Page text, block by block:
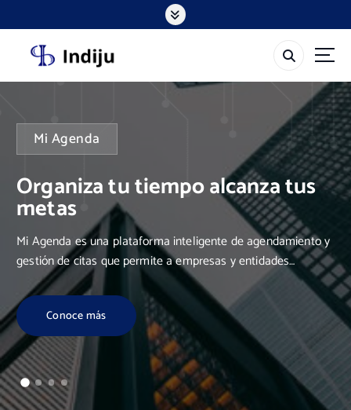
k
Mi Agenda
Organiza tu tiempo alcanza tus
metas
Mi Agenda es una plataforma inteligente de agendamiento y
gestión de citas que permite a empresas y entidades
organizar sus servicios de manera fácil, rápida y eficiente.
Integra atención web, llamadas, WhatsApp y aplicación
móvil, facilitando la programación, confirmación y
seguimiento de citas en tiempo real. Diseñada para sectores
como salud, belleza, veterinarias, notarías y más, Mi Agenda
optimiza tiempos, mejora la atención al cliente y automatiza
procesos.
Conoce más